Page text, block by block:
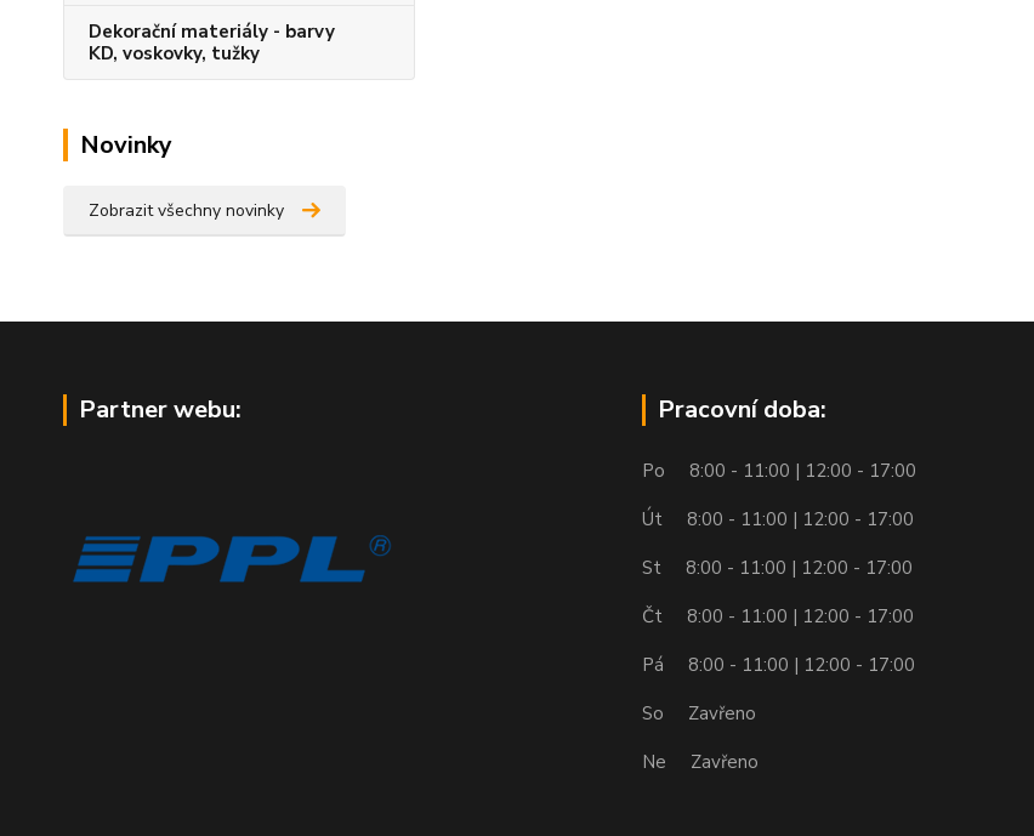
Dekorační materiály - barvy
KD, voskovky, tužky
Novinky
Zobrazit všechny novinky
Partner webu: Pracovní doba:
Po 8:00 - 11:00 | 12:00 - 17:00
Út 8:00 - 11:00 | 12:00 - 17:00
St 8:00 - 11:00 | 12:00 - 17:00
Čt 8:00 - 11:00 | 12:00 - 17:00
Pá 8:00 - 11:00 | 12:00 - 17:00
So Zavřeno
Ne Zavřeno